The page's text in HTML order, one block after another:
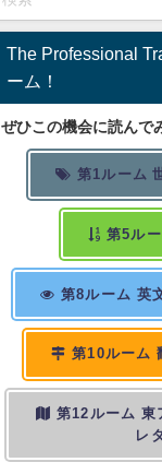
The Professional
ーム！
ぜひこの機会に読んで
第1ルーム
第5ル
第8ルーム 英
第10ルーム
第12ルーム 東
レ